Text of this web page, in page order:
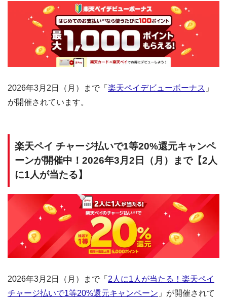
2026年3月2日（月）まで「 楽天ペイデビューボーナス 」
が開催されています。
楽天ペイ チャージ払いで1等20%還元キャンペ
ーンが開催中！2026年3月2日（月）まで【2人
に1人が当たる】
2026年3月2日（月）まで「 2人に1人が当たる！楽天ペイ
チャージ払いで1等20%還元キャンペーン 」が開催されて